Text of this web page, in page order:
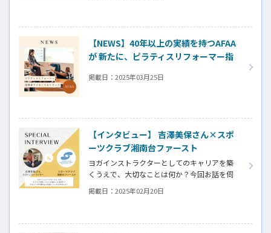
【NEWS】40年以上の実績を持つAFAA
が 新たに、ピラティスリフォーマー指
掲載日： 2025年03月25日
【インタビュー】 吉澤美保さん×スポ
ーツクラブ湘南台ファースト
ヨガインストラクターとしてのキャリアを築
くうえで、大切なことは何か？今回お話を伺
ったのは、スポーツクラブ湘南台ファーストで
活躍する吉澤美保さん。海外でヨガに出会
掲載日： 2025年02月20日